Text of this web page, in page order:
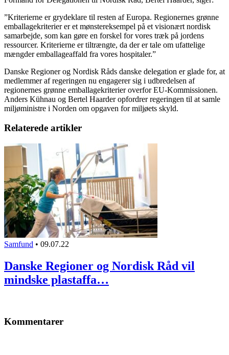
”Kriterierne er grydeklare til resten af Europa. Regionernes grønne
emballagekriterier er et mønstereksempel på et visionært nordisk
samarbejde, som kan gøre en forskel for vores træk på jordens
ressourcer. Kriterierne er tiltrængte, da der er tale om ufattelige
mængder emballageaffald fra vores hospitaler.”
Danske Regioner og Nordisk Råds danske delegation er glade for, at
medlemmer af regeringen nu engagerer sig i udbredelsen af
regionernes grønne emballagekriterier overfor EU-Kommissionen.
Anders Kühnau og Bertel Haarder opfordrer regeringen til at samle
miljøministre i Norden om opgaven for miljøets skyld.
Relaterede artikler
Samfund • 09.07.22
Danske Regioner og Nordisk Råd vil
mindske plastaffa…
Kommentarer